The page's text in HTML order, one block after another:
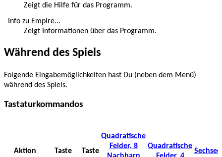
Zeigt die Hilfe für das Programm.
Info zu Empire...
Zeigt Informationen über das Programm.
Während des Spiels
Folgende Eingabemöglichkeiten hast Du (neben dem Menü)
während des Spiels.
Tastaturkommandos
Aktion Taste Taste
Quadratische
Felder, 8
Quadratische